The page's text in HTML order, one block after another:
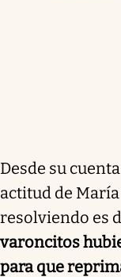
Desde su
actitud de
resolviendo es
varoncitos
para que